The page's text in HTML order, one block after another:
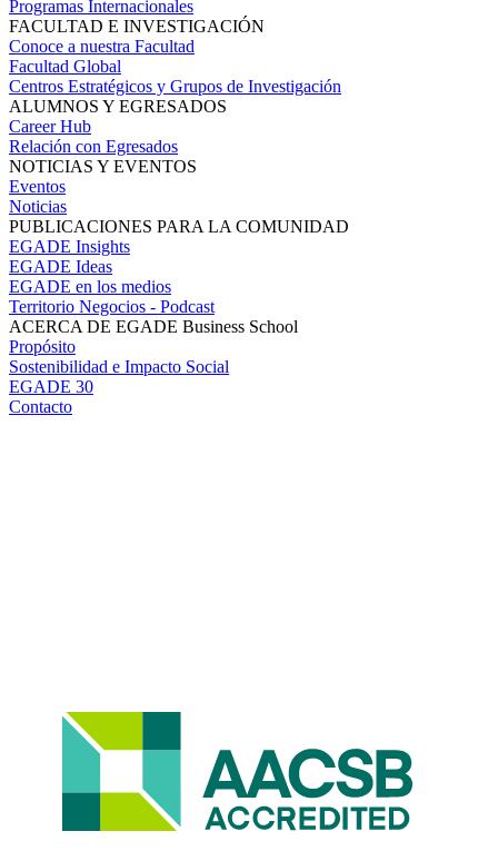
Programas Internacionales
FACULTAD E INVESTIGACIÓN
Conoce a nuestra Facultad
Facultad Global
Centros Estratégicos y Grupos de Investigación
ALUMNOS Y EGRESADOS
Career Hub
Relación con Egresados
NOTICIAS Y EVENTOS
Eventos
Noticias
PUBLICACIONES PARA LA COMUNIDAD
EGADE Insights
EGADE Ideas
EGADE en los medios
Territorio Negocios - Podcast
ACERCA DE EGADE Business School
Propósito
Sostenibilidad e Impacto Social
EGADE 30
Contacto